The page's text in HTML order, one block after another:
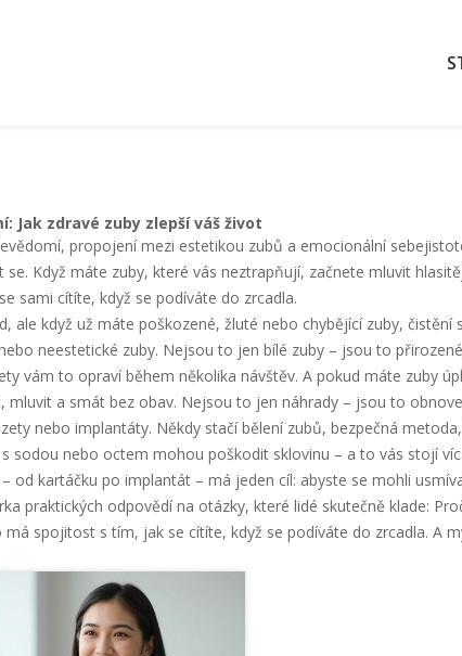
Jak zdravé zuby zlepší váš život
, propojení mezi estetikou zubů a emocionální
se. Když máte zuby, které vás neztrapňují, začnete mluvit
sami cítíte, když se podíváte do zrcadla.
ale když už máte poškozené, žluté nebo chybějící zuby,
neestetické zuby. Nejsou to jen bílé zuby – jsou to
vám to opraví během několika návštěv. A pokud máte zuby
mluvit a smát bez obav. Nejsou to jen náhrady – jsou to
nebo implantáty. Někdy stačíbělení zubů, bezpečná
sodou nebo octem mohou poškodit sklovinu – a to vás stojí
od kartáčku po implantát – má jeden cíl: abyste se mohli
praktických odpovědí na otázky, které lidé skutečně klade:
má spojitost s tím, jak se cítíte, když se podíváte do zrcadla.